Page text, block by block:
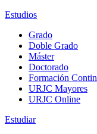
Estudios
Grado
Doble Grado
Máster
Doctorado
Formación
URJC Mayores
URJC Online
Estudiar